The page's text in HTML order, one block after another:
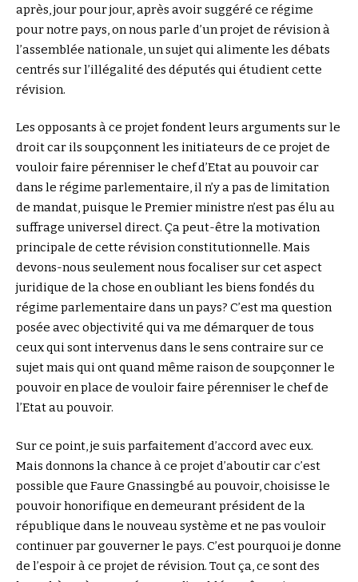
après, jour pour jour, après avoir suggéré ce régime
pour notre pays, on nous parle d’un projet de révision à
l’assemblée nationale, un sujet qui alimente les débats
centrés sur l’illégalité des députés qui étudient cette
révision.
Les opposants à ce projet fondent leurs arguments sur le
droit car ils soupçonnent les initiateurs de ce projet de
vouloir faire pérenniser le chef d’Etat au pouvoir car
dans le régime parlementaire, il n’y a pas de limitation
de mandat, puisque le Premier ministre n’est pas élu au
suffrage universel direct. Ça peut-être la motivation
principale de cette révision constitutionnelle. Mais
devons-nous seulement nous focaliser sur cet aspect
juridique de la chose en oubliant les biens fondés du
régime parlementaire dans un pays? C’est ma question
posée avec objectivité qui va me démarquer de tous
ceux qui sont intervenus dans le sens contraire sur ce
sujet mais qui ont quand même raison de soupçonner le
pouvoir en place de vouloir faire pérenniser le chef de
l’Etat au pouvoir.
Sur ce point, je suis parfaitement d’accord avec eux.
Mais donnons la chance à ce projet d’aboutir car c’est
possible que Faure Gnassingbé au pouvoir, choisisse le
pouvoir honorifique en demeurant président de la
république dans le nouveau système et ne pas vouloir
continuer par gouverner le pays. C’est pourquoi je donne
de l’espoir à ce projet de révision. Tout ça, ce sont des